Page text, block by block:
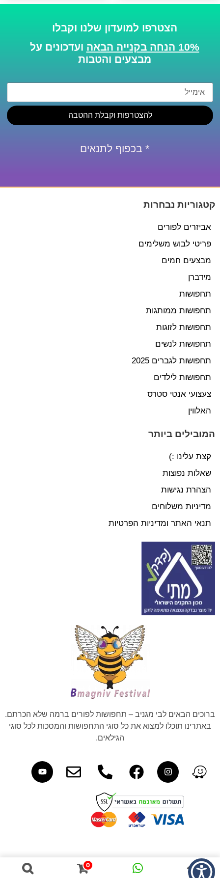
הצטרפו למועדון שלנו וקבלו
10% הנחה בקנייה הבאה
ועדכונים על
מבצעים והטבות
להצטרפות וקבלת ההטבה
* בכפוף לתנאים
קטגוריות נבחרות
אביזרים לפורים
פריטי לבוש משלימים
מבצעים חמים
מידברן
תחפושות
תחפושות ממותגות
תחפושות לזוגות
תחפושות לנשים
תחפושות לגברים 2025
תחפושות לילדים
צעצועי אנטי סטרס
האלווין
המובילים ביותר
קצת עלינו :)
שאלות נפוצות
הצהרת נגישות
מדיניות משלוחים
תנאי האתר ומדיניות הפרטיות
ברוכים הבאים לבי מגניב – תחפושות לפורים ברמה שלא הכרתם.
באתרינו תוכלו למצוא את כל סוגי התחפושות והמסכות לכל סוגי
הגילאים.
0